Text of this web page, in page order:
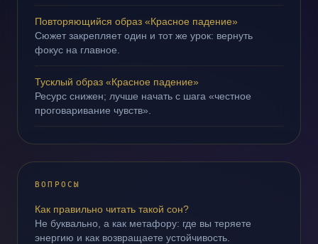
Повторяющийся образ «Красное падение»
Сюжет закрепляет один и тот же урок: вернуть
фокус на главное.
Тусклый образ «Красное падение»
Ресурс снижен; лучше начать с шага «честное
проговаривание чувств».
ВОПРОСЫ
Как правильно читать такой сон?
Не буквально, а как метафору: где вы теряете
энергию и как возвращаете устойчивость.